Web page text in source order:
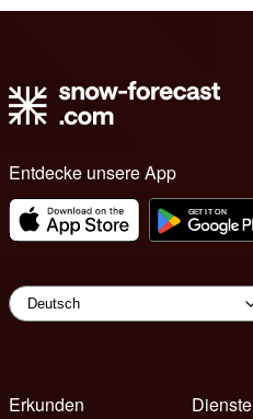
Entdecke unsere App
Erkunden
Dienste